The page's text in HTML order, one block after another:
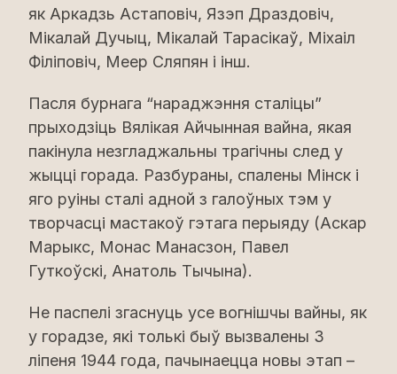
як Аркадзь Астаповіч, Язэп Драздовіч,
Мікалай Дучыц, Мікалай Тарасікаў, Міхаіл
Філіповіч, Меер Сляпян і інш.
Пасля бурнага “нараджэння сталіцы”
прыходзіць Вялікая Айчынная вайна, якая
пакінула незгладжальны трагічны след у
жыцці горада. Разбураны, спалены Мінск і
яго руіны сталі адной з галоўных тэм у
творчасці мастакоў гэтага перыяду (Аскар
Марыкс, Монас Манасзон, Павел
Гуткоўскі, Анатоль Тычына).
Не паспелі згаснуць усе вогнішчы вайны, як
у горадзе, які толькі быў вызвалены 3
ліпеня 1944 года, пачынаецца новы этап –